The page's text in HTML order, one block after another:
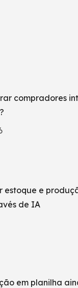
compradores
estoque e
de IA
em planilha